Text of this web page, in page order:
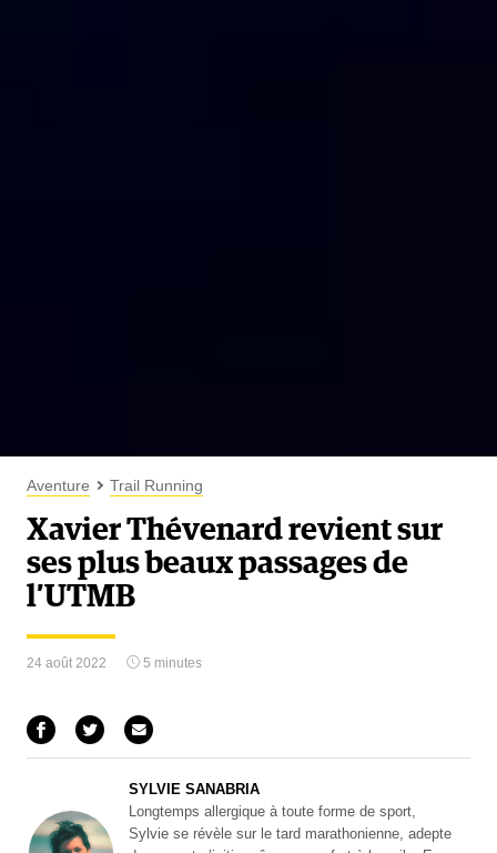
Aventure Trail Running
Xavier Thévenard revient sur
ses plus beaux passages de
l’UTMB
24 août 2022 5 minutes
SYLVIE SANABRIA
Longtemps allergique à toute forme de sport,
Sylvie se révèle sur le tard marathonienne, adepte